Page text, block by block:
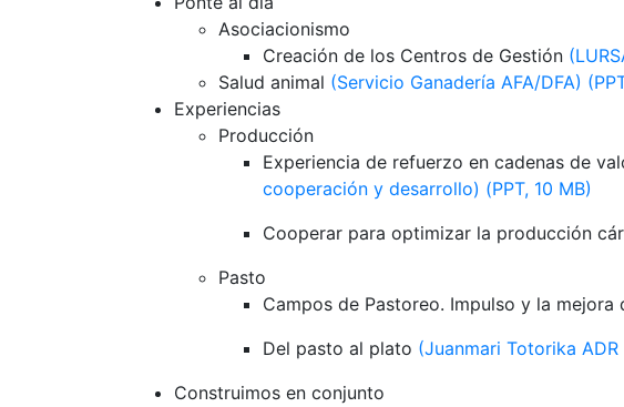
Asociacionismo
Creación de los Centros de Gestión
Salud animal (Servicio Ganadería AFA/DFA)
Experiencias
Producción
Experiencia de refuerzo en cadenas de
cooperación y desarrollo) (PPT, 10 MB)
Cooperar para optimizar la producción
Pasto
Campos de Pastoreo. Impulso y la
Del pasto al plato (Juanmari Totorika
Construimos en conjunto